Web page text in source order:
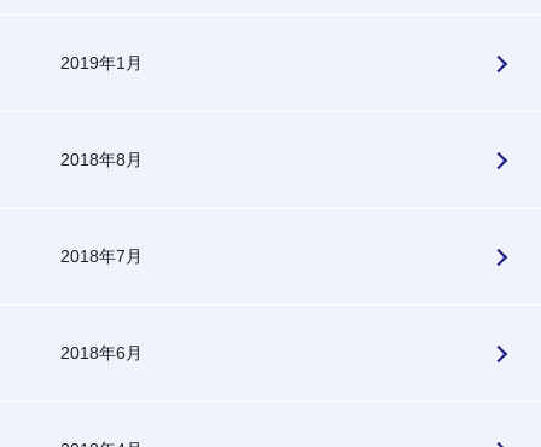
2019年1月
2018年8月
2018年7月
2018年6月